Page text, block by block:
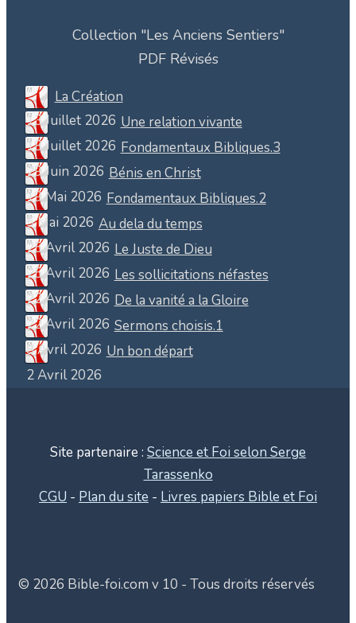
Collection "Les Anciens Sentiers"
PDF Révisés
La Création
13 Juillet 2026 Une relation vivante
18 Juillet 2026 Fondamentaux Bibliques.3
29 Juin 2026 Bénis en Christ
19 Mai 2026 Fondamentaux Bibliques.2
5 Mai 2026 Au dela du temps
25 Avril 2026 Le Juste de Dieu
25 Avril 2026 Les sollicitations néfastes
22 Avril 2026 De la vanité a la Gloire
22 Avril 2026 Sermons choisis.1
8 Avril 2026 Un bon départ
2 Avril 2026
Site partenaire : Science et Foi selon Serge
Tarassenko
CGU - Plan du site - Livres papiers Bible et Foi
© 2026 Bible-foi.com v 10 - Tous droits réservés